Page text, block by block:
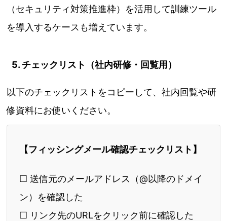
（セキュリティ対策推進枠）を活用して訓練ツール
を導入するケースも増えています。
5. チェックリスト（社内研修・回覧用）
以下のチェックリストをコピーして、社内回覧や研
修資料にお使いください。
【フィッシングメール確認チェックリスト】
☐ 送信元のメールアドレス（@以降のドメイ
ン）を確認した
☐ リンク先のURLをクリック前に確認した